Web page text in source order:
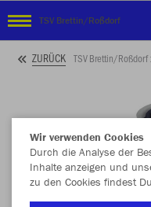
TSV Brettin/Roßdorf
ZURÜCK TSV Brettin/Roßdorf
Wir verwenden Cookies
Durch die Analyse der
Inhalte anzeigen und
zu den Cookies findest